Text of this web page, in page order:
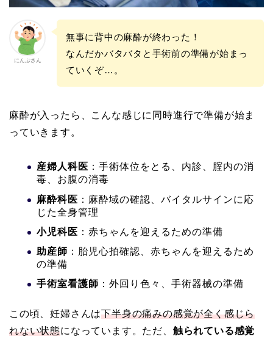
にんぷさん
無事に背中の麻酔が終わった！
なんだかバタバタと手術前の準備が始まっ
ていくぞ…。
麻酔が入ったら、こんな感じに同時進行で準備が始ま
っていきます。
産婦人科医 ：手術体位をとる、内診、腟内の消
毒、お腹の消毒
麻酔科医 ：麻酔域の確認、バイタルサインに応
じた全身管理
小児科医 ：赤ちゃんを迎えるための準備
助産師 ：胎児心拍確認、赤ちゃんを迎えるため
の準備
手術室看護師 ：外回り色々、手術器械の準備
この頃、妊婦さんは下半身の痛みの感覚が全く感じら
れない状態になっています。ただ、 触られている感覚